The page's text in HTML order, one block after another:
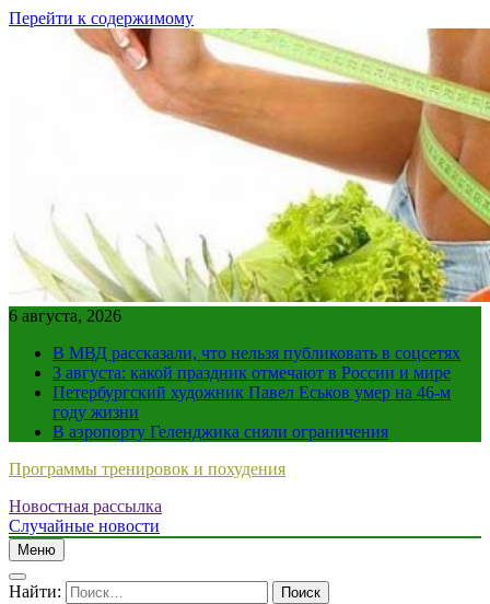
Перейти к содержимому
6 августа, 2026
В МВД рассказали, что нельзя публиковать в соцсетях
3 августа: какой праздник отмечают в России и мире
Петербургский художник Павел Еськов умер на 46-м
году жизни
В аэропорту Геленджика сняли ограничения
Программы тренировок и похудения
Новостная рассылка
Случайные новости
Меню
Найти: